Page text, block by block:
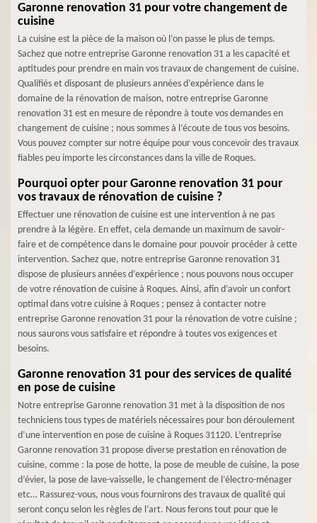
Garonne renovation 31 pour votre changement de
cuisine
La cuisine est la pièce de la maison où l’on passe le plus de temps.
Sachez que notre entreprise Garonne renovation 31 a les capacité et
aptitudes pour prendre en main vos travaux de changement de cuisine.
Qualifiés et disposant de plusieurs années d’expérience dans le
domaine de la rénovation de maison, notre entreprise Garonne
renovation 31 est en mesure de répondre à toute vos demandes en
changement de cuisine ; nous sommes à l’écoute de tous vos besoins.
Vous pouvez compter sur notre équipe pour vous concevoir des travaux
fiables peu importe les circonstances dans la ville de Roques.
Pourquoi opter pour Garonne renovation 31 pour
vos travaux de rénovation de cuisine ?
Effectuer une rénovation de cuisine est une intervention à ne pas
prendre à la légère. En effet, cela demande un maximum de savoir-
faire et de compétence dans le domaine pour pouvoir procéder à cette
intervention. Sachez que, notre entreprise Garonne renovation 31
dispose de plusieurs années d’expérience ; nous pouvons nous occuper
de votre rénovation de cuisine à Roques. Ainsi, afin d’avoir un confort
optimal dans votre cuisine à Roques ; pensez à contacter notre
entreprise Garonne renovation 31 pour la rénovation de votre cuisine ;
nous saurons vous satisfaire et répondre à toutes vos exigences et
besoins.
Garonne renovation 31 pour des services de qualité
en pose de cuisine
Notre entreprise Garonne renovation 31 met à la disposition de nos
techniciens tous types de matériels nécessaires pour bon déroulement
d’une intervention en pose de cuisine à Roques 31120. L’entreprise
Garonne renovation 31 propose diverse prestation en rénovation de
cuisine, comme : la pose de hotte, la pose de meuble de cuisine, la pose
d’évier, la pose de lave-vaisselle, le changement de l’électro-ménager
etc… Rassurez-vous, nous vous fournirons des travaux de qualité qui
seront conçu selon les règles de l’art. Nous ferons tout pour que le